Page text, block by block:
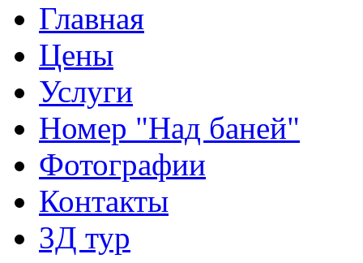
Главная
Цены
Услуги
Номер "Над баней"
Фотографии
Контакты
3Д тур